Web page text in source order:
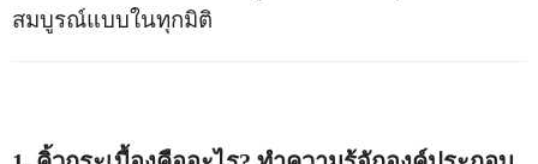
สมบูรณ์แบบในทุกมิติ